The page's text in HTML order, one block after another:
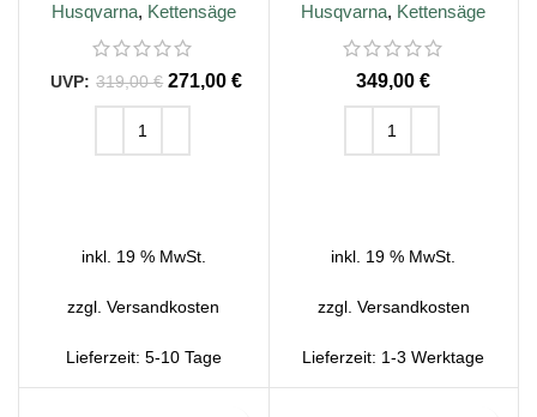
Husqvarna, Kettensäge
319,00€ 271,00€
inkl. 19 % MwSt.
zzgl.Versandkosten
Lieferzeit: 5-10 Tage
Husqvarna, Kettensäge
€
inkl. 19 % MwSt.
zzgl. Versandkosten
Lieferzeit: 1-3 Werktage